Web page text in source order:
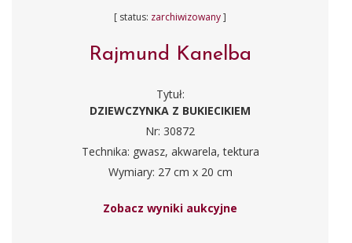
[ status: zarchiwizowany]
Rajmund Kanelba
Tytuł:
DZIEWCZYNKA Z BUKIECIKIEM
Nr: 30872
Technika: gwasz, akwarela, tektura
Wymiary: 27 cm x 20 cm
Zobacz wyniki aukcyjne